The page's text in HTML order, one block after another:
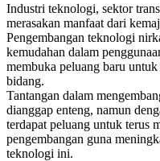
Industri teknologi, sektor
merasakan manfaat dari
Pengembangan teknologi
kemudahan dalam
membuka peluang baru
bidang.
Tantangan dalam
dianggap enteng, namun
terdapat peluang untuk terus
pengembangan guna
teknologi ini.